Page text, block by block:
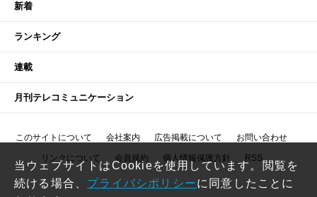
新着
ランキング
連載
月刊テレコミュニケーション
このサイトについて 会社案内 広告掲載について お問い合わせ
リンクについて 会員規約 個人情報保護方針 RSS
当ウェブサイトはCookieを使用しています。閲覧を
続ける場合、 プライバシポリシーに同意したことに